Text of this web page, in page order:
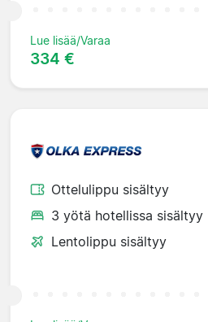
Lue lisää/Varaa
334 €
Ottelulippu sisältyy
3 yötä hotellissa sisältyy
Lentolippu sisältyy